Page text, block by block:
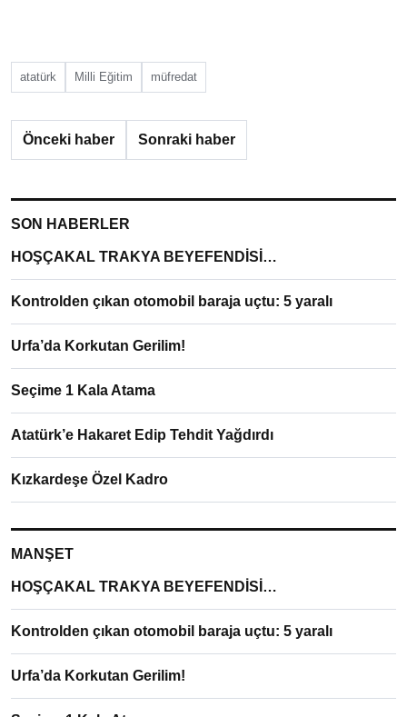
atatürk Milli Eğitim müfredat
Önceki haber Sonraki haber
SON HABERLER
HOŞÇAKAL TRAKYA BEYEFENDİSİ…
Kontrolden çıkan otomobil baraja uçtu: 5 yaralı
Urfa’da Korkutan Gerilim!
Seçime 1 Kala Atama
Atatürk’e Hakaret Edip Tehdit Yağdırdı
Kızkardeşe Özel Kadro
MANŞET
HOŞÇAKAL TRAKYA BEYEFENDİSİ…
Kontrolden çıkan otomobil baraja uçtu: 5 yaralı
Urfa’da Korkutan Gerilim!